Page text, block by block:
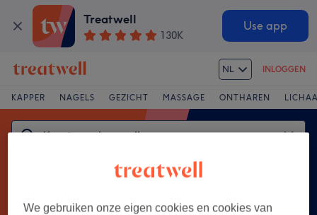
Treatwell
130K
Use app
NL INLOGGEN
KAPPER NAGELS GEZICHT MASSAGE ONTHAREN
We gebruiken onze eigen cookies en cookies van